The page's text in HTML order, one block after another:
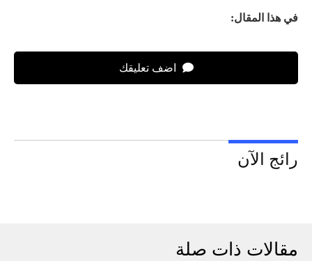
في هذا المقال:
اضف تعليقك
رائج الآن
مقالات ذات صلة